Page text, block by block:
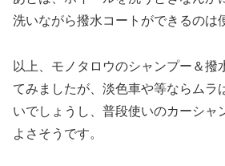
洗いながら撥水コートができるのは
以上、モノタロウのシャンプー＆撥
てみましたが、淡色車や等ならムラ
いでしょうし、普段使いのカーシャ
よさそうです。